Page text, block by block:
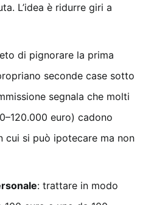
L’idea è ridurre giri a
di pignorare la prima
seconde case sotto
segnala che molti
euro) cadono
cui si può ipotecare ma non
: trattare in modo